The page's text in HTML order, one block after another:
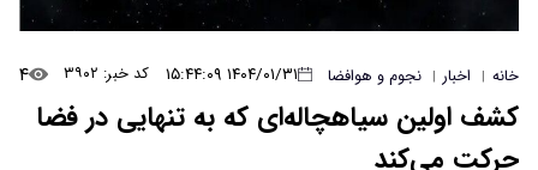
خانه | اخبار | نجوم و هوافضا ۱۴۰۴/۰۱/۳۱ ۱۵:۴۴:۰۹ کد خبر: ۳۹۰۲ ۴
کشف اولین سیاهچاله‌ای که به تنهایی در فضا
حرکت می‌کند